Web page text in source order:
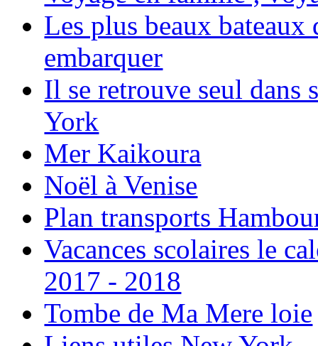
Les plus beaux bateaux
embarquer
Il se retrouve seul dans
York
Mer Kaikoura
Noël à Venise
Plan transports
Vacances scolaires le
2017 - 2018
Tombe de Ma Mere loie